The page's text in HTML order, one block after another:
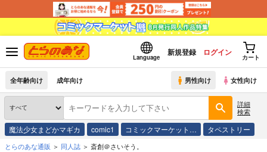
Language
新規登録 ログイン
カート
全年齢向け 成年向け 男性向け 女性向け
詳細
検索
魔法少女まどかマギカ comic1 コミックマーケット… タペストリー
とらのあな通販 同人誌 斎創＠さいそう。